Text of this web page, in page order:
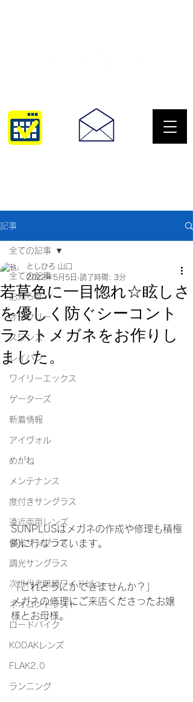
記事
全ての記事
お知らせ
オークリー
スワンズ
レイバン
ワイリーエックス
ゲーターズ
新着情報
アイヴォル
めがね
メンテナンス
度付きサングラス
遠近両用レンズ
偏光サングラス
調光サングラス
次世代老眼鏡ワイドビュー
ネオコントラスト
ロードバイク
KODAKレンズ
FLAK2.0
ランニング
全ての記事
若草色に一目惚れ☆眩しさ
を優しく防ぐシーコント
ラストメガネをお作りし
ました。
としひろ 山口
2022年5月5日 読了時間: 3分
SUNPLUSはメガネの作成や修理も積極
的に行なっています。
「これどうにかできませんか？」
メガネの修理にご来店くださったお嬢
様とお母様。